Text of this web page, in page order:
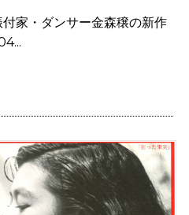
家・ダンサー金森穣の新作